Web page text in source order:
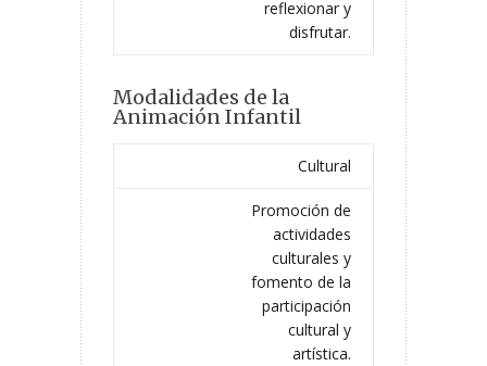
reflexionar y
disfrutar.
Modalidades de la
Animación Infantil
Cultural
Promoción de
actividades
culturales y
fomento de la
participación
cultural y
artística.